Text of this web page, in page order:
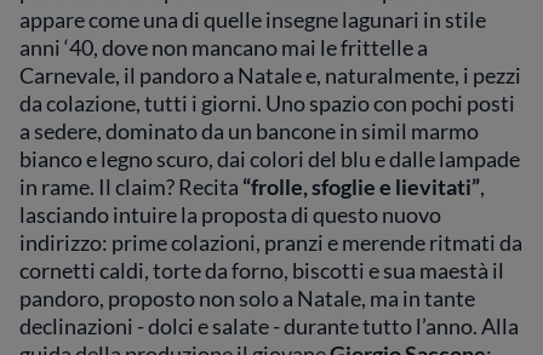
appare come una di quelle insegne lagunari in stile
anni ‘40, dove non mancano mai le frittelle a
Carnevale, il pandoro a Natale e, naturalmente, i pezzi
da colazione, tutti i giorni. Uno spazio con pochi posti
a sedere, dominato da un bancone in simil marmo
bianco e legno scuro, dai colori del blu e dalle lampade
in rame. Il claim? Recita “frolle, sfoglie e lievitati”,
lasciando intuire la proposta di questo nuovo
indirizzo: prime colazioni, pranzi e merende ritmati da
cornetti caldi, torte da forno, biscotti e sua maestà il
pandoro, proposto non solo a Natale, ma in tante
declinazioni - dolci e salate - durante tutto l’anno. Alla